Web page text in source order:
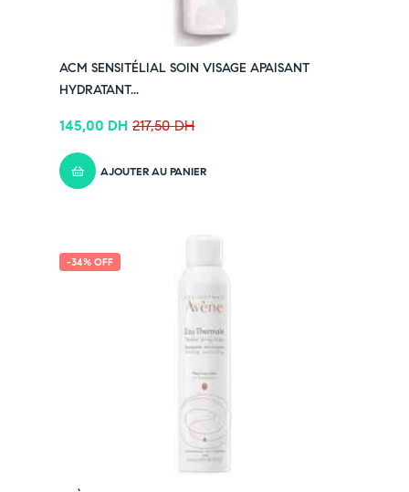
ACM SENSITÉLIAL SOIN VISAGE APAISANT
HYDRATANT...
217,50DH
145,00 DH
AJOUTER AU PANIER
-34% OFF